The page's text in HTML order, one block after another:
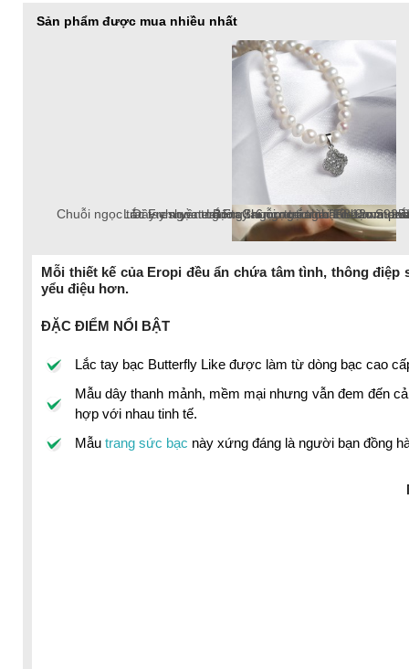
Sản phẩm được mua nhiều nhất
Lắc tay ngọc trai Freshwater tròn 6-7mm trắng
Dây chuyền ngọc trai Freshwater tròn 6-7mm
Bông tai ngọc trai thật 8-9mm
Lắc tay ngọc trai tròn 10-12mm
Chuỗi ngọc trai Freshwater tròn 5-6mm trắng chốt bạc
Chuỗi ngọc trai Freshwater
Mỗi thiết kế của Eropi đều ẩn chứa tâm tình, thông điệp
yểu điệu hơn.
ĐẶC ĐIỂM NỔI BẬT
Lắc tay bạc Butterfly Like được làm từ dòng bạc cao
Mẫu dây thanh mảnh, mềm mại nhưng vẫn đem đến
hợp với nhau tinh tế.
Mẫu trang sức bạc này xứng đáng là người bạn đồng